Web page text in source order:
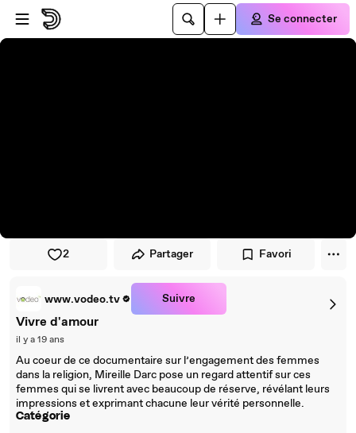
Passer au player
Passer au contenu principal
Se connecter
2 Partager Favori
www.vodeo.tv Suivre
Vivre d'amour
il y a 19 ans
Au coeur de ce documentaire sur l’engagement des femmes
dans la religion, Mireille Darc pose un regard attentif sur ces
femmes qui se livrent avec beaucoup de réserve, révélant leurs
impressions et exprimant chacune leur vérité personnelle.
Catégorie